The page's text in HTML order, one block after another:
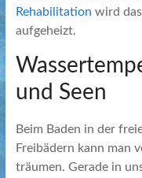
Rehabilitation wird
aufgeheizt.
und Seen
Beim Baden in der
Freibädern kann man
träumen. Gerade in